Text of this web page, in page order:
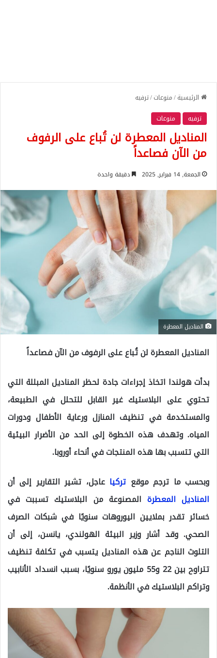
الرئيسية/منوعات/ترفيه
ترفيه
منوعات
المناديل المعطرة لن تُباع على الرفوف
من الآن فصاعداً
الجمعة, 14 فبراير, 2025 دقيقة واحدة
المناديل المعطرة
المناديل المعطرة لن تُباع على الرفوف من الآن فصاعداً
بدأت هولندا اتخاذ إجراءات جادة لحظر المناديل المبللة التي
تحتوي على البلاستيك غير القابل للتحلل في الطبيعة،
والمستخدمة في تنظيف المنازل ورعاية الأطفال ودورات
المياه. وتهدف هذه الخطوة إلى الحد من الأضرار البيئية
التي تتسبب بها هذه المنتجات في أنحاء أوروبا.
وبحسب ما ترجم موقع تركيا عاجل، تشير التقارير إلى أن
المناديل المعطرة المصنوعة من البلاستيك تسببت في
خسائر تقدر بملايين اليوروهات سنويًا في شبكات الصرف
الصحي. وقد أشار وزير البيئة الهولندي، يانسن، إلى أن
التلوث الناجم عن هذه المناديل يتسبب في تكلفة تنظيف
تتراوح بين 22 و55 مليون يورو سنويًا، بسبب انسداد الأنابيب
وتراكم البلاستيك في الأنظمة.